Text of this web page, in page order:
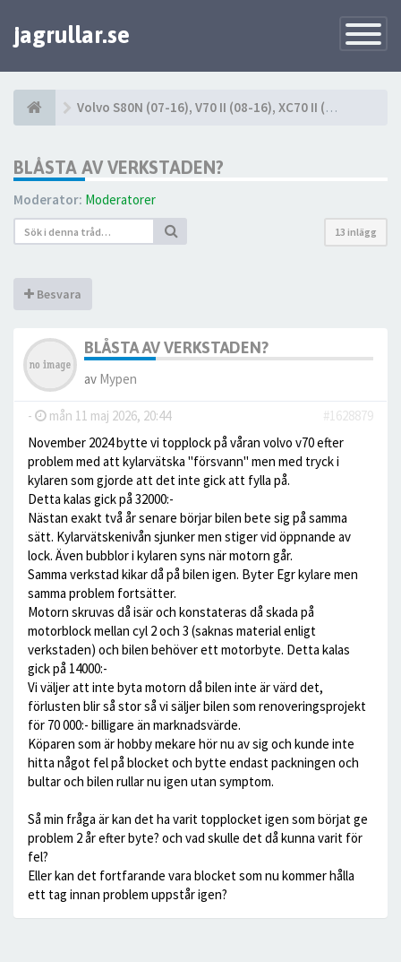
Toggle
jagrullar.se
Volvo S80N (07-16), V70 II (08-16), XC70 II (08-16)
BLÅSTA AV VERKSTADEN?
Moderator: Moderatorer
13 inlägg
Besvara
BLÅSTA AV VERKSTADEN?
av Mypen
- mån 11 maj 2026, 20:44
#1628879
November 2024 bytte vi topplock på våran volvo v70 efter
problem med att kylarvätska "försvann" men med tryck i
kylaren som gjorde att det inte gick att fylla på.
Detta kalas gick på 32000:-
Nästan exakt två år senare börjar bilen bete sig på samma
sätt. Kylarvätskenivån sjunker men stiger vid öppnande av
lock. Även bubblor i kylaren syns när motorn går.
Samma verkstad kikar då på bilen igen. Byter Egr kylare men
samma problem fortsätter.
Motorn skruvas då isär och konstateras då skada på
motorblock mellan cyl 2 och 3 (saknas material enligt
verkstaden) och bilen behöver ett motorbyte. Detta kalas
gick på 14000:-
Vi väljer att inte byta motorn då bilen inte är värd det,
förlusten blir så stor så vi säljer bilen som renoveringsprojekt
för 70 000:- billigare än marknadsvärde.
Köparen som är hobby mekare hör nu av sig och kunde inte
hitta något fel på blocket och bytte endast packningen och
bultar och bilen rullar nu igen utan symptom.
Så min fråga är kan det ha varit topplocket igen som börjat ge
problem 2 år efter byte? och vad skulle det då kunna varit för
fel?
Eller kan det fortfarande vara blocket som nu kommer hålla
ett tag innan problem uppstår igen?